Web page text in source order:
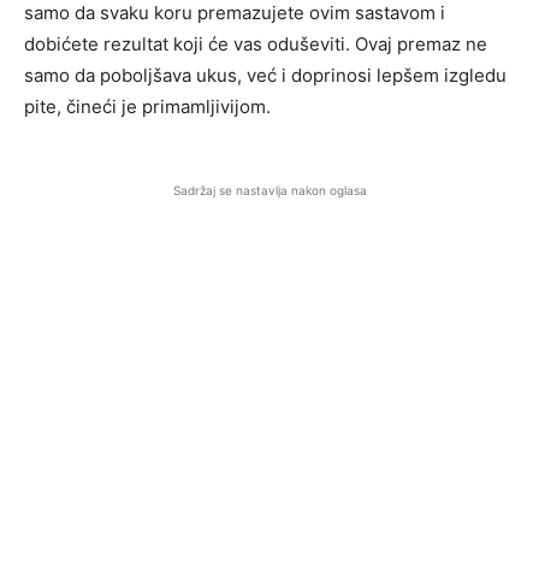
samo da svaku koru premazujete ovim sastavom i
dobićete rezultat koji će vas oduševiti. Ovaj premaz ne
samo da poboljšava ukus, već i doprinosi lepšem izgledu
pite, čineći je primamljivijom.
Sadržaj se nastavlja nakon oglasa